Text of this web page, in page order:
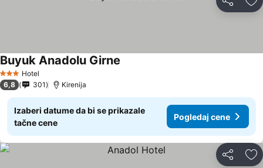
Deli
3 Zvezdice
Hotel
Buyuk Anadolu Girne
6,8 301 Kirenija
Izaberi datume da bi se prikazale
tačne cene
Pogledaj cene
Deli